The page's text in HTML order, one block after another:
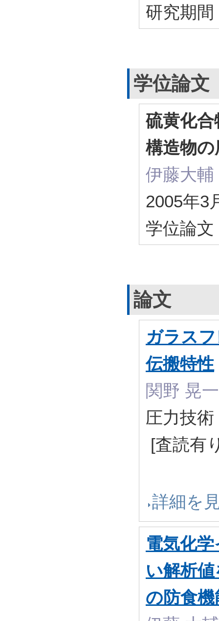
研究期間
学位論文
硫黄化
構造物
伊藤大輔
2005年3
学位論
論文
ガラス
伝搬特性
関野 晃
圧力技
[査読有
詳細を
電気化
い解析
の防食